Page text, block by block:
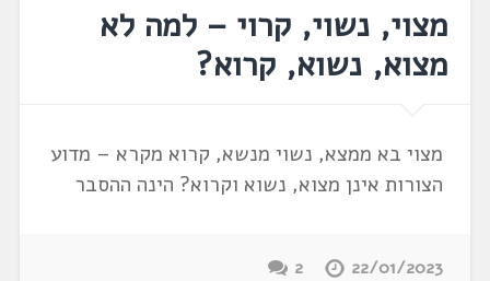
מצוי, נשוי, קרוי – למה לא
מצוא, נשוא, קרוא?
מצוי בא ממצא, נשוי מנשא, קרוא מקרא – מדוע
הצורות אינן מצוא, נשוא וקרוא? הינה ההסבר
22/01/2023
2